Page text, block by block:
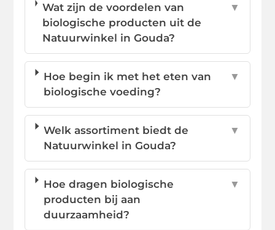
Wat zijn de voordelen van
biologische producten uit de
Natuurwinkel in Gouda?
▼
Hoe begin ik met het eten van
biologische voeding?
▼
Welk assortiment biedt de
Natuurwinkel in Gouda?
▼
Hoe dragen biologische
producten bij aan
duurzaamheid?
▼